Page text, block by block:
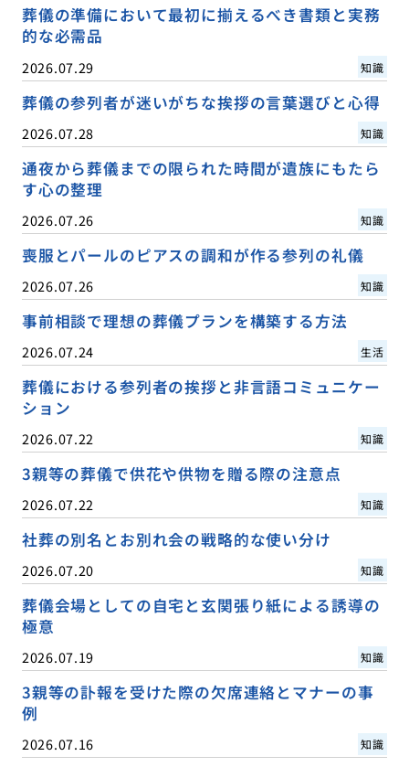
葬儀の準備において最初に揃えるべき書類と実務
的な必需品
2026.07.29 知識
葬儀の参列者が迷いがちな挨拶の言葉選びと心得
2026.07.28 知識
通夜から葬儀までの限られた時間が遺族にもたら
す心の整理
2026.07.26 知識
喪服とパールのピアスの調和が作る参列の礼儀
2026.07.26 知識
事前相談で理想の葬儀プランを構築する方法
2026.07.24 生活
葬儀における参列者の挨拶と非言語コミュニケー
ション
2026.07.22 知識
3親等の葬儀で供花や供物を贈る際の注意点
2026.07.22 知識
社葬の別名とお別れ会の戦略的な使い分け
2026.07.20 知識
葬儀会場としての自宅と玄関張り紙による誘導の
極意
2026.07.19 知識
3親等の訃報を受けた際の欠席連絡とマナーの事
例
2026.07.16 知識